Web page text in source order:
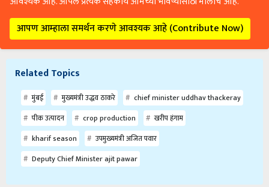
आपण आम्हाला समर्थन करणे आवश्यक आहे (Contribute Now)
Related Topics
मुंबई मुख्यमंत्री उद्धव ठाकरे
chief minister uddhav thackeray
पीक उत्पादन
crop production
खरीप हंगाम
kharif season
उपमुख्यमंत्री अजित पवार
Deputy Chief Minister ajit pawar